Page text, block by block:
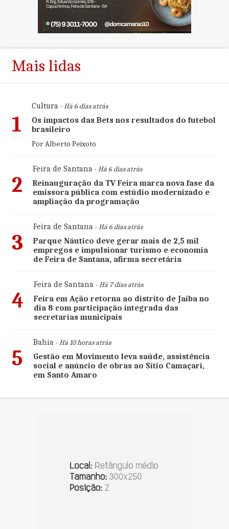
Mais lidas
1
Cultura- Há 6 dias atrás
Os impactos das Bets nos resultados do futebol
brasileiro
Por Alberto Peixoto
2
Feira de Santana- Há 6 dias atrás
Reinauguração da TV Feira marca nova fase da
emissora pública com estúdio modernizado e
ampliação da programação
3
Feira de Santana- Há 6 dias atrás
Parque Náutico deve gerar mais de 2,5 mil
empregos e impulsionar turismo e economia
de Feira de Santana, afirma secretária
4
Feira de Santana- Há 7 dias atrás
Feira em Ação retorna ao distrito de Jaíba no
dia 8 com participação integrada das
secretarias municipais
5
Bahia- Há 10 horas atrás
Gestão em Movimento leva saúde, assistência
social e anúncio de obras ao Sítio Camaçari,
em Santo Amaro